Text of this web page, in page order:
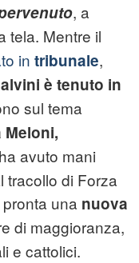
, a
tela. Mentre il
in tribunale,
è tenuto in
sul tema
Meloni,
avuto mani
tracollo di Forza
una nuova
di maggioranza,
e cattolici.